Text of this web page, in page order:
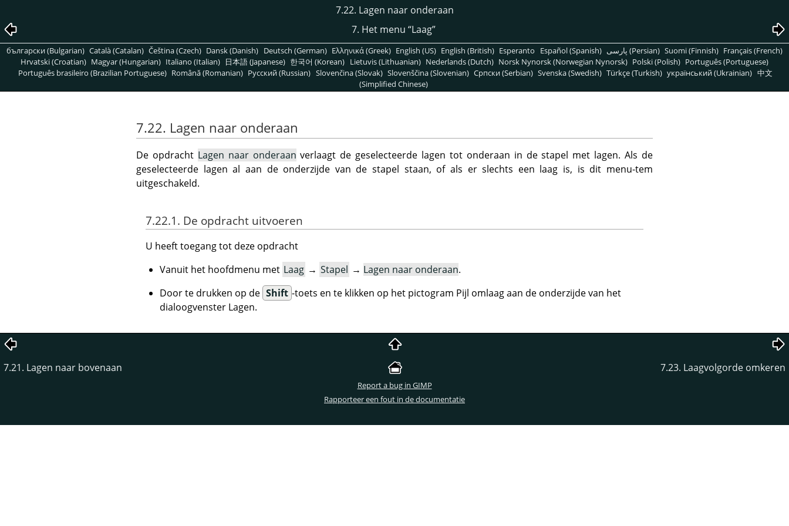
7.22. Lagen naar onderaan
7. Het menu “Laag”
български (Bulgarian) Català (Catalan) Čeština (Czech) Dansk (Danish) Deutsch (German) Ελληνικά (Greek) English (US) English (British) Esperanto Español (Spanish) پارسی (Persian) Suomi (Finnish) Français (French)
Hrvatski (Croatian) Magyar (Hungarian) Italiano (Italian) 日本語 (Japanese) 한국어 (Korean) Lietuvis (Lithuanian) Nederlands (Dutch) Norsk Nynorsk (Norwegian Nynorsk) Polski (Polish) Português (Portuguese)
Português brasileiro (Brazilian Portuguese) Română (Romanian) Pусский (Russian) Slovenčina (Slovak) Slovenščina (Slovenian) Српски (Serbian) Svenska (Swedish) Türkçe (Turkish) український (Ukrainian) 中文
(Simplified Chinese)
7.22. Lagen naar onderaan
De opdracht Lagen naar onderaan verlaagt de geselecteerde lagen tot onderaan in de stapel met lagen. Als de
geselecteerde lagen al aan de onderzijde van de stapel staan, of als er slechts een laag is, is dit menu-tem
uitgeschakeld.
7.22.1. De opdracht uitvoeren
U heeft toegang tot deze opdracht
Vanuit het hoofdmenu met Laag → Stapel → Lagen naar onderaan.
Door te drukken op de Shift -toets en te klikken op het pictogram Pijl omlaag aan de onderzijde van het
dialoogvenster Lagen.
7.21. Lagen naar bovenaan 7.23. Laagvolgorde omkeren
Report a bug in GIMP
Rapporteer een fout in de documentatie